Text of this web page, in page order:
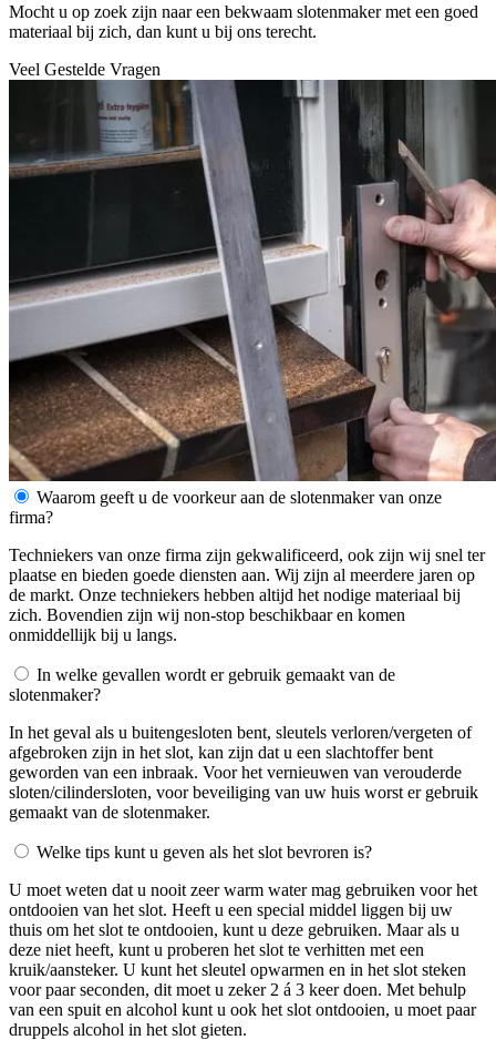
Mocht u op zoek zijn naar een bekwaam slotenmaker met een goed
materiaal bij zich, dan kunt u bij ons terecht.
Veel Gestelde Vragen
Waarom geeft u de voorkeur aan de slotenmaker van onze
firma?
Techniekers van onze firma zijn gekwalificeerd, ook zijn wij snel ter
plaatse en bieden goede diensten aan. Wij zijn al meerdere jaren op
de markt. Onze techniekers hebben altijd het nodige materiaal bij
zich. Bovendien zijn wij non-stop beschikbaar en komen
onmiddellijk bij u langs.
In welke gevallen wordt er gebruik gemaakt van de
slotenmaker?
In het geval als u buitengesloten bent, sleutels verloren/vergeten of
afgebroken zijn in het slot, kan zijn dat u een slachtoffer bent
geworden van een inbraak. Voor het vernieuwen van verouderde
sloten/cilindersloten, voor beveiliging van uw huis worst er gebruik
gemaakt van de slotenmaker.
Welke tips kunt u geven als het slot bevroren is?
U moet weten dat u nooit zeer warm water mag gebruiken voor het
ontdooien van het slot. Heeft u een special middel liggen bij uw
thuis om het slot te ontdooien, kunt u deze gebruiken. Maar als u
deze niet heeft, kunt u proberen het slot te verhitten met een
kruik/aansteker. U kunt het sleutel opwarmen en in het slot steken
voor paar seconden, dit moet u zeker 2 á 3 keer doen. Met behulp
van een spuit en alcohol kunt u ook het slot ontdooien, u moet paar
druppels alcohol in het slot gieten.